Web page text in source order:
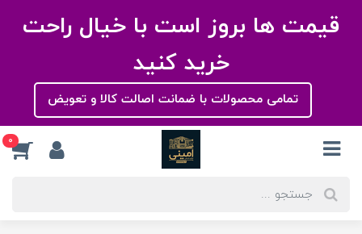
قیمت ها بروز است با خیال راحت
خرید کنید
تمامی محصولات با ضمانت اصالت کالا و تعویض
0